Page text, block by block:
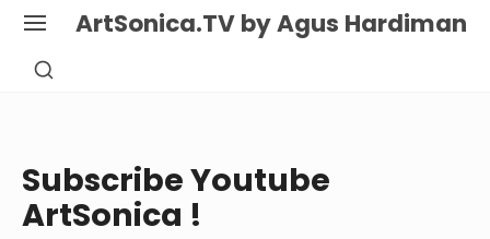
Skip
content
ArtSonica.TV by Agus Hardiman
SITE
SHOW
Subscribe Youtube
ArtSonica !